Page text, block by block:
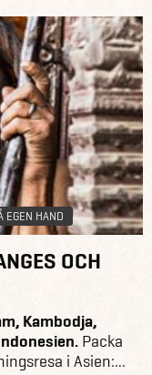
EGEN HAND
OCH
Kambodja,
Packa
i Asien:...